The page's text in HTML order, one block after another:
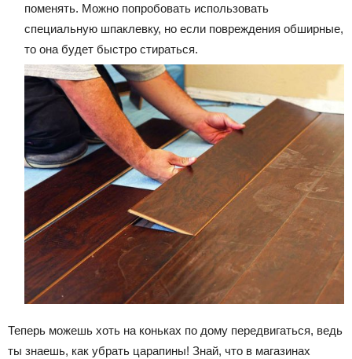
поменять. Можно попробовать использовать
специальную шпаклевку, но если повреждения обширные,
то она будет быстро стираться.
Теперь можешь хоть на коньках по дому передвигаться, ведь
ты знаешь, как убрать царапины! Знай, что в магазинах